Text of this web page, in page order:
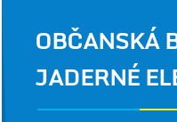
OBČANSKÁ
JADERNÉ